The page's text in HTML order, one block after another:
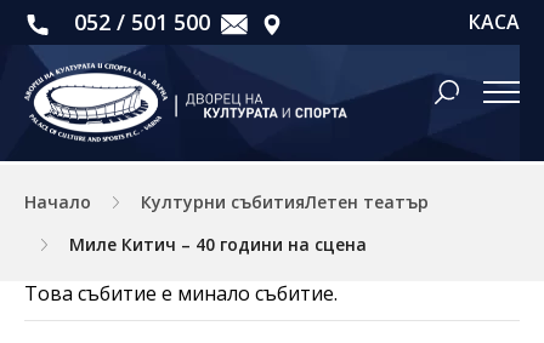
052 / 501 500 КАСА
Начало
Културни събитияЛетен театър
Миле Китич – 40 години на сцена
Това събитие е минало събитие.